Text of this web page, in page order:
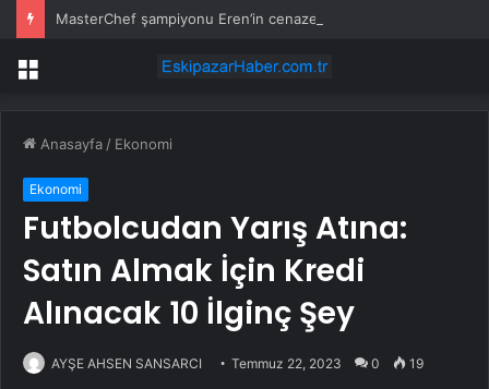
Menü
Anasayfa / Ekonomi
Ekonomi
Futbolcudan Yarış Atına:
Satın Almak İçin Kredi
Alınacak 10 İlginç Şey
AYŞE AHSEN SANSARCI Temmuz 22, 2023 0 19